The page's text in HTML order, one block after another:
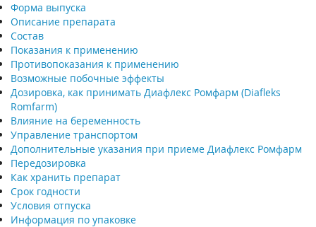
Форма выпуска
Описание препарата
Состав
Показания к применению
Противопоказания к применению
Возможные побочные эффекты
Дозировка, как принимать Диафлекс Ромфарм (Diafleks
Romfarm)
Влияние на беременность
Управление транспортом
Дополнительные указания при приеме Диафлекс Ромфарм
Передозировка
Как хранить препарат
Срок годности
Условия отпуска
Информация по упаковке